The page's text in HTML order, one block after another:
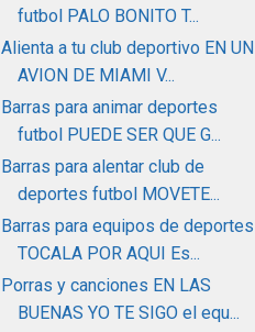
futbol PALO BONITO T...
Alienta a tu club deportivo EN UN
AVION DE MIAMI V...
Barras para animar deportes
futbol PUEDE SER QUE G...
Barras para alentar club de
deportes futbol MOVETE...
Barras para equipos de deportes
TOCALA POR AQUI Es...
Porras y canciones EN LAS
BUENAS YO TE SIGO el equ...